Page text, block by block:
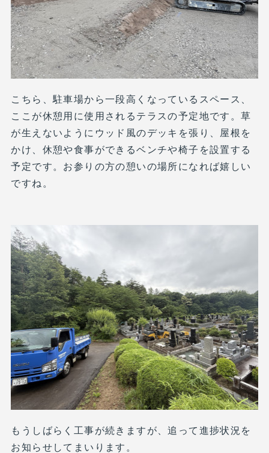
こちら、駐車場から一段高くなっているスペース、
ここが休憩用に使用されるテラスの予定地です。草
が生えないようにウッド風のデッキを張り、屋根を
かけ、休憩や食事ができるベンチや椅子を設置する
予定です。お参りの方の憩いの場所になれば嬉しい
ですね。
もうしばらく工事が続きますが、追って進捗状況を
お知らせしてまいります。